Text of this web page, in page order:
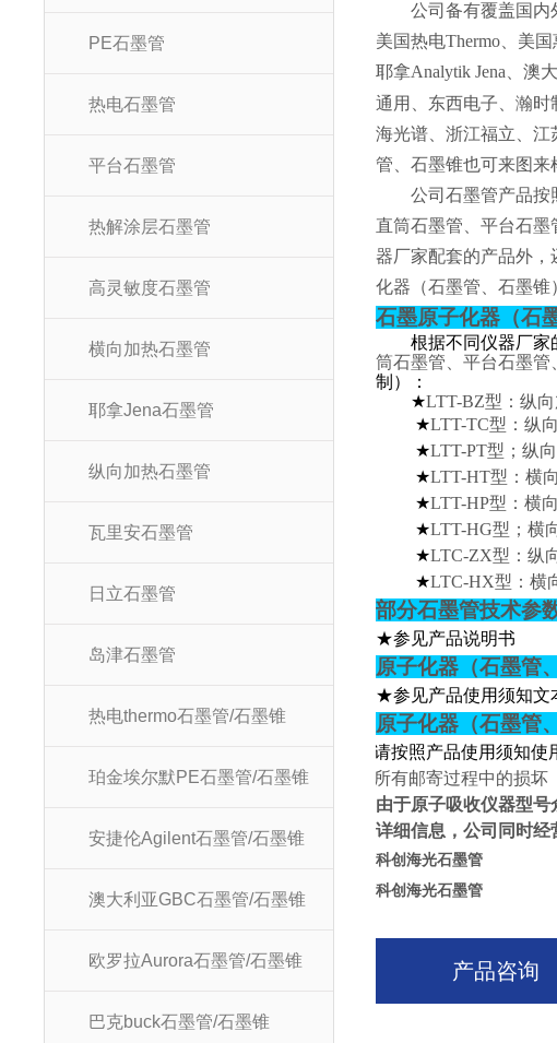
PE石墨管
热电石墨管
平台石墨管
热解涂层石墨管
高灵敏度石墨管
横向加热石墨管
耶拿Jena石墨管
纵向加热石墨管
瓦里安石墨管
日立石墨管
岛津石墨管
热电thermo石墨管/石墨锥
珀金埃尔默PE石墨管/石墨锥
安捷伦Agilent石墨管/石墨锥
澳大利亚GBC石墨管/石墨锥
欧罗拉Aurora石墨管/石墨锥
巴克buck石墨管/石墨锥
公司备有覆盖国内
美国热电Thermo、美
耶拿Analytik Jena、澳
通用、东西电子、瀚
海光谱、浙江福立、
管、石墨锥也可来图来
公司石墨管产品按
直筒石墨管、平台石
器厂家配套的产品外
化器（石墨管、石墨锥
石墨原子化器（石
根据不同仪器厂家
筒石墨管、平台石墨管
制）：
★LTT-BZ型：纵
★LTT-TC型：纵
★LTT-PT型；纵
★LTT-HT型：横
★LTT-HP型：横
★LTT-HG型；横
★LTC-ZX型：纵
★LTC-HX型：横
部分石墨管技术参
★参见产品说明书
原子化器（石墨管
★参见产品使用须知文
原子化器（石墨管
请按照产品使用须知使
所有邮寄过程中的损坏
由于原子吸收仪器型
详细信息，公司同时经
科创海光石墨管
科创海光石墨管
产品咨询